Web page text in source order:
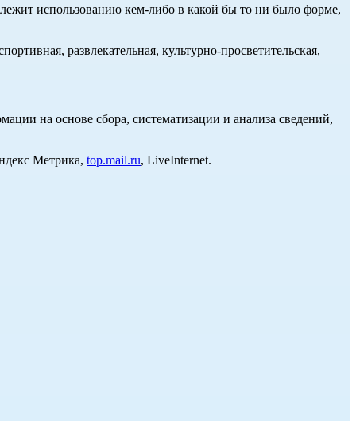
использованию кем-либо в какой бы то ни было форме,
развлекательная, культурно-просветительская,
на основе сбора, систематизации и анализа сведений,
Метрика, top.mail.ru, LiveInternet.